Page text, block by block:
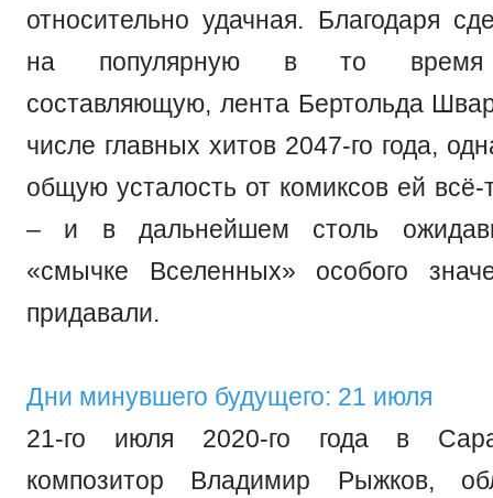
относительно удачная. Благодаря
на популярную в то время
составляющую, лента Бертольда
числе главных хитов 2047-го года,
общую усталость от комиксов ей всё-
– и в дальнейшем столь
«смычке Вселенных» особого
придавали.
Дни минувшего будущего: 21 июля
21-го июля 2020-го года в
композитор Владимир Рыжков,